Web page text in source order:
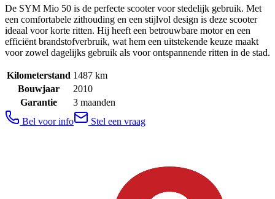
De SYM Mio 50 is de perfecte scooter voor stedelijk gebruik. Met
een comfortabele zithouding en een stijlvol design is deze scooter
ideaal voor korte ritten. Hij heeft een betrouwbare motor en een
efficiënt brandstofverbruik, wat hem een uitstekende keuze maakt
voor zowel dagelijks gebruik als voor ontspannende ritten in de stad.
Kilometerstand 1487 km
Bouwjaar
2010
Garantie
3 maanden
Bel voor info
Stel een vraag